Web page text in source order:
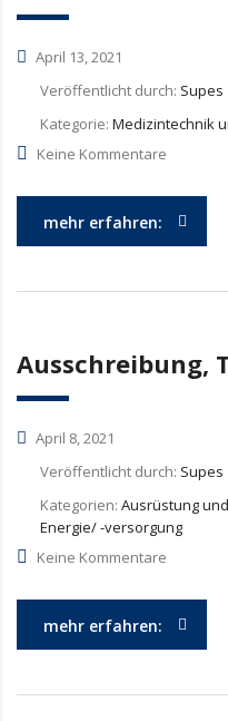
April 13, 2021
Veröffentlicht durch: Supes
Kategorie: Medizintechnik
Keine Kommentare
mehr erfahren:
Ausschreibung,
April 8, 2021
Veröffentlicht durch: Supes
Kategorien: Ausrüstung
Energie/ -versorgung
Keine Kommentare
mehr erfahren: